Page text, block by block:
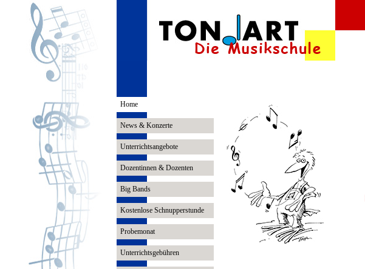
Home
News & Konzerte
Unterrichtsangebote
Dozentinnen & Dozenten
Big Bands
Kostenlose Schnupperstunde
Probemonat
Unterrichtsgebühren